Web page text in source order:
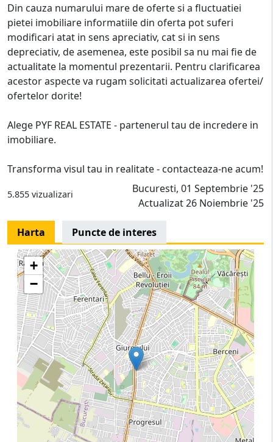
Din cauza numarului mare de oferte si a fluctuatiei
pietei imobiliare informatiile din oferta pot suferi
modificari atat in sens apreciativ, cat si in sens
depreciativ, de asemenea, este posibil sa nu mai fie de
actualitate la momentul prezentarii. Pentru clarificarea
acestor aspecte va rugam solicitati actualizarea ofertei/
ofertelor dorite!
Alege PYF REAL ESTATE - partenerul tau de incredere in
imobiliare.
Transforma visul tau in realitate - contacteaza-ne acum!
5.855 vizualizari
Bucuresti, 01 Septembrie '25
Actualizat 26 Noiembrie '25
Harta Puncte de interes
+
−